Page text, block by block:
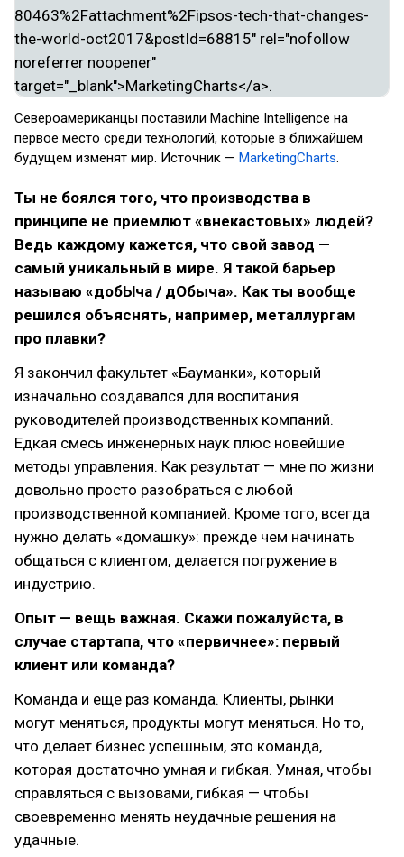
Североамериканцы поставили Machine Intelligence на
первое место среди технологий, которые в ближайшем
будущем изменят мир. Источник — MarketingCharts
Ты не боялся того, что производства в
принципе не приемлют «внекастовых» людей?
Ведь каждому кажется, что свой завод —
самый уникальный в мире. Я такой барьер
называю «добЫча / дОбыча». Как ты вообще
решился объяснять, например, металлургам
про плавки?
Я закончил факультет «Бауманки», который
изначально создавался для воспитания
руководителей производственных компаний.
Едкая смесь инженерных наук плюс новейшие
методы управления. Как результат — мне по жизни
довольно просто разобраться с любой
производственной компанией. Кроме того, всегда
нужно делать «домашку»: прежде чем начинать
общаться с клиентом, делается погружение в
индустрию.
Опыт — вещь важная. Скажи пожалуйста, в
случае стартапа, что «первичнее»: первый
клиент или команда?
Команда и еще раз команда. Клиенты, рынки
могут меняться, продукты могут меняться. Но то,
что делает бизнес успешным, это команда,
которая достаточно умная и гибкая. Умная, чтобы
справляться с вызовами, гибкая — чтобы
своевременно менять неудачные решения на
удачные.